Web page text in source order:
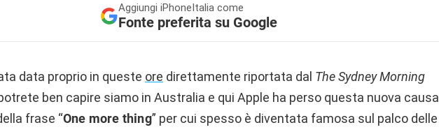
Aggiungi iPhoneItalia come
Fonte preferita su Google
data proprio in queste ore direttamente riportata dal The Sydney Morning
ben capire siamo in Australia e qui Apple ha perso questa nuova causa
frase “One more thing” per cui spesso è diventata famosa sul palco delle